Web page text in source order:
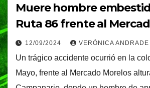
Muere hombre
Ruta 86 frente al
12/09/2024 VERÓNICA
Un trágico accidente ocurrió en la
Mayo, frente al Mercado Morelos